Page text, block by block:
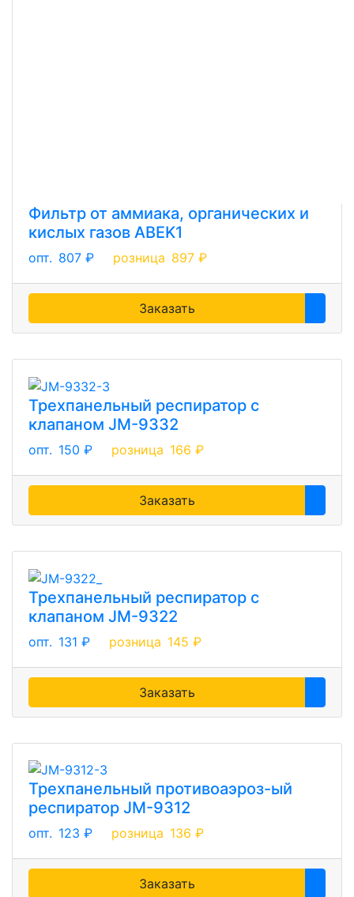
Фильтр от аммиака, органических и
кислых газов ABEK1
опт. 807 ₽ розница 897 ₽
Заказать
Трехпанельный респиратор с
клапаном JM-9332
опт. 150 ₽ розница 166 ₽
Заказать
Трехпанельный респиратор с
клапаном JM-9322
опт. 131 ₽ розница 145 ₽
Заказать
Трехпанельный противоаэроз-ый
респиратор JM-9312
опт. 123 ₽ розница 136 ₽
Заказать